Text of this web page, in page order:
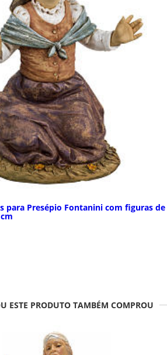
para Presépio Fontanini com figuras de
ESTE PRODUTO TAMBÉM COMPROU